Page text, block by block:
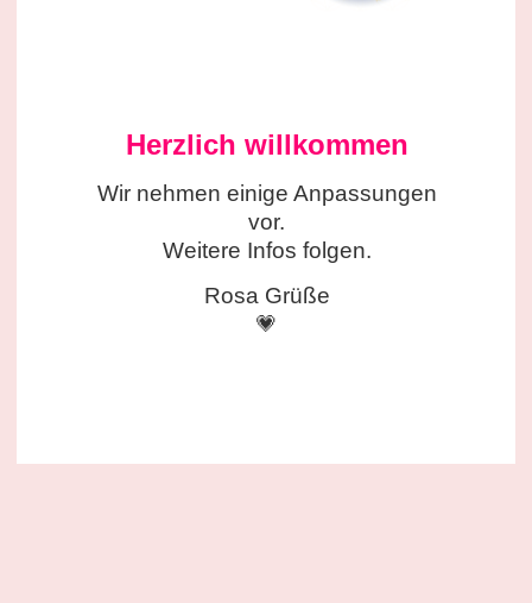
Herzlich willkommen
Wir nehmen einige Anpassungen
vor.
Weitere Infos folgen.
Rosa Grüße
💗